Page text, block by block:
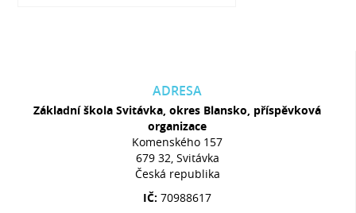
ADRESA
Základní škola Svitávka, okres Blansko, příspěvková
organizace
Komenského 157
679 32, Svitávka
Česká republika
IČ:70988617